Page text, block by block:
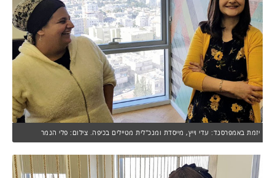
יזמת באמפרסנד: עדי וייץ, מייסדת ומנכ"לית מטיילים בכיפה. צילום: פלי הנמר